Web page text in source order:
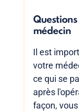
médecin
Il est
votre
ce qui se
après
façon,